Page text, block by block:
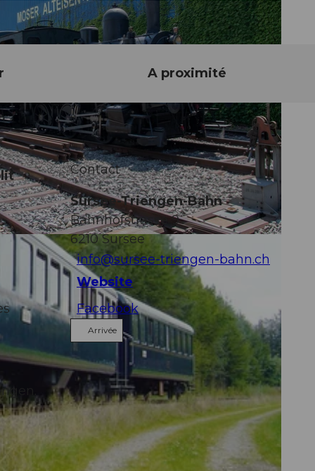
A proximité
Contact
Sursee-Triengen-Bahn
Bahnhofstrasse 9
6210Sursee
info@sursee-triengen-bahn.ch
Website
Facebook
Arrivée